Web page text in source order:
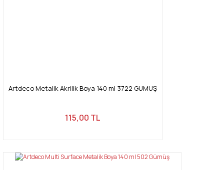
Artdeco Metalik Akrilik Boya 140 ml 3722 GÜMÜŞ
115,00 TL